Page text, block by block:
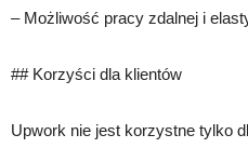
– Możliwość pracy zdalnej i
## Korzyści dla klientów
Upwork nie jest korzystne tylko